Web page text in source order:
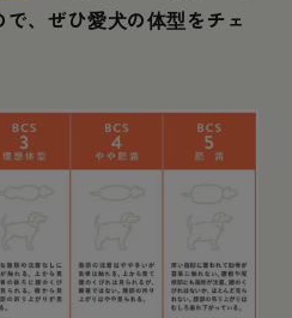
、ぜひ愛犬の体型をチェ